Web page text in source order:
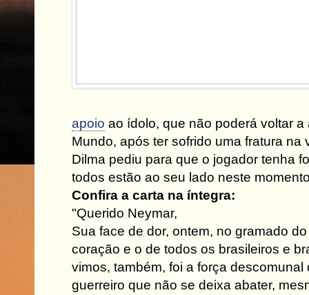
apoio ao ídolo, que não poderá voltar
Mundo, após ter sofrido uma fratura na
Dilma pediu para que o jogador tenha
todos estão ao seu lado neste
Confira a carta na íntegra:
"Querido Neymar,
Sua face de dor, ontem, no gramado
coração e o de todos os brasileiros e
vimos, também, foi a força descomunal
guerreiro que não se deixa abater,